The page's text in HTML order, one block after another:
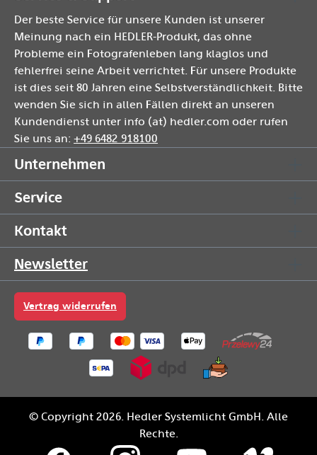
Der beste Service für unsere Kunden ist unserer
Meinung nach ein HEDLER-Produkt, das ohne
Probleme ein Fotografenleben lang klaglos und
fehlerfrei seine Arbeit verrichtet. Für unsere Produkte
ist dies seit 80 Jahren eine Selbstverständlichkeit. Bitte
wenden Sie sich in allen Fällen direkt an unseren
Kundendienst unter info (at) hedler.com oder rufen
Sie uns an: +49 6482 918100
Unternehmen
Service
Kontakt
Newsletter
Vertrag widerrufen
© Copyright 2026. Hedler Systemlicht GmbH. Alle
Rechte.